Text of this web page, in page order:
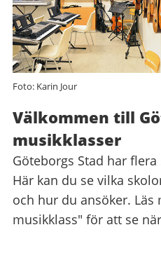
Foto: Karin Jour
i
Göteborgs
Stad
Välkommen till
musikklasser
Göteborgs Stad har
Här kan du se vilka
och hur du ansöker.
musikklass" för att se